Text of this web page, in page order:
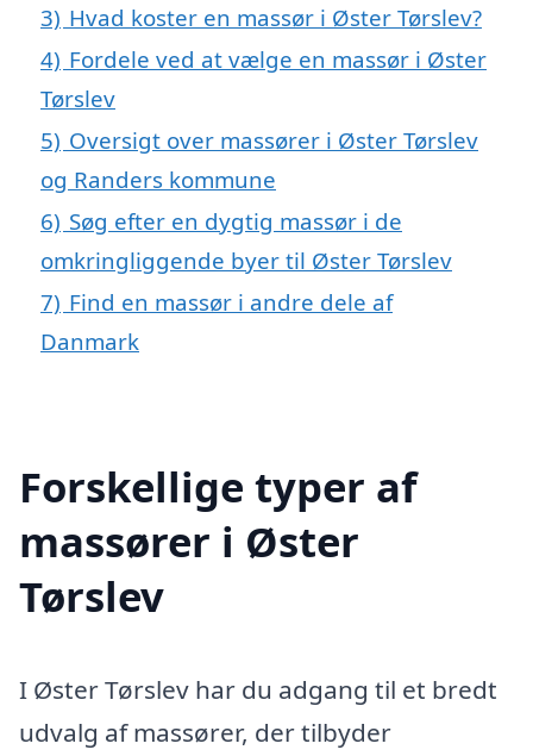
3) Hvad koster en massør i Øster Tørslev?
4) Fordele ved at vælge en massør i Øster
Tørslev
5) Oversigt over massører i Øster Tørslev
og Randers kommune
6) Søg efter en dygtig massør i de
omkringliggende byer til Øster Tørslev
7) Find en massør i andre dele af
Danmark
Forskellige typer af
massører i Øster
Tørslev
I Øster Tørslev har du adgang til et bredt
udvalg af massører, der tilbyder